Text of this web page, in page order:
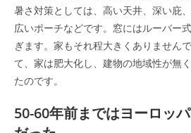
暑さ対策としては、高い天井、深い庇
広いポーチなどです。窓にはルーバー
ぎます。家もそれ程大きくありません
て、家は肥大化し、建物の地域性が無
たのです。
50-60年前まではヨーロッ